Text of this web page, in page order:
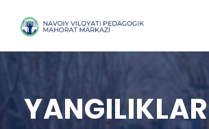
YANGILIKLAR